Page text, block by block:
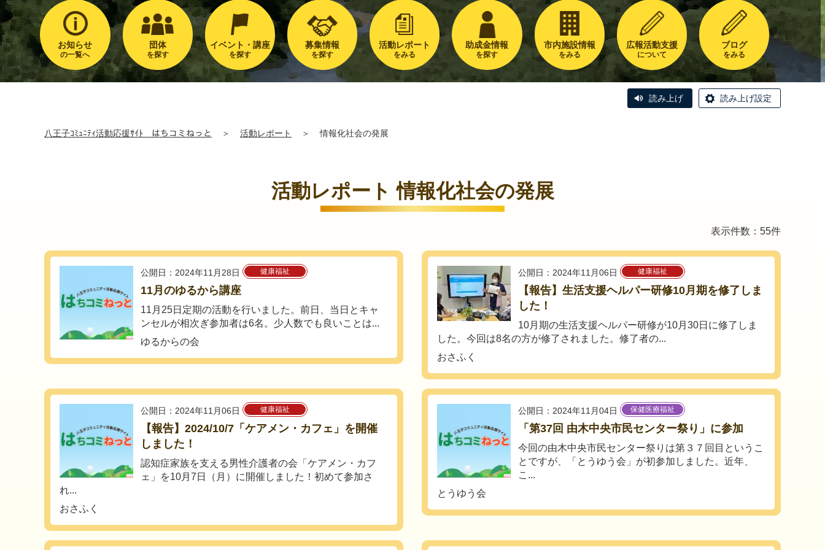
お知らせ
の一覧へ
団体
を探す
イベント・講座
を探す
募集情報
を探す
活動レポート
をみる
助成金情報
を探す
市内施設情報
をみる
広報活動支援
について
ブログ
をみる
読み上げ 読み上げ設定
八王子ｺﾐｭﾆﾃｨ活動応援ｻｲﾄ はちコミねっと ＞ 活動レポート ＞ 情報化社会の発展
活動レポート 情報化社会の発展
表示件数：55件
公開日：2024年11月28日 健康福祉
11月のゆるから講座
11月25日定期の活動を行いました。前日、当日とキャ
ンセルが相次ぎ参加者は6名。少人数でも良いことは...
ゆるからの会
公開日：2024年11月06日 健康福祉
【報告】生活支援ヘルパー研修10月期を修了しま
した！
10月期の生活支援ヘルパー研修が10月30日に修了しま
した。今回は8名の方が修了されました。修了者の...
おさふく
公開日：2024年11月06日 健康福祉
【報告】2024/10/7「ケアメン・カフェ」を開催
しました！
認知症家族を支える男性介護者の会「ケアメン・カフ
ェ」を10月7日（月）に開催しました！初めて参加さ
れ...
おさふく
公開日：2024年11月04日 保健医療福祉
「第37回 由木中央市民センター祭り」に参加
今回の由木中央市民センター祭りは第３７回目というこ
とですが、「とうゆう会」が初参加しました。近年、
こ...
とうゆう会